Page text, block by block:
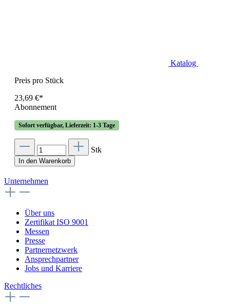
Katalog
Preis pro Stück
23,69 €*
Abonnement
Sofort verfügbar, Lieferzeit: 1-3 Tage
Stk
In den Warenkorb
Unternehmen
Über uns
Zertifikat ISO 9001
Messen
Presse
Partnernetzwerk
Ansprechpartner
Jobs und Karriere
Rechtliches